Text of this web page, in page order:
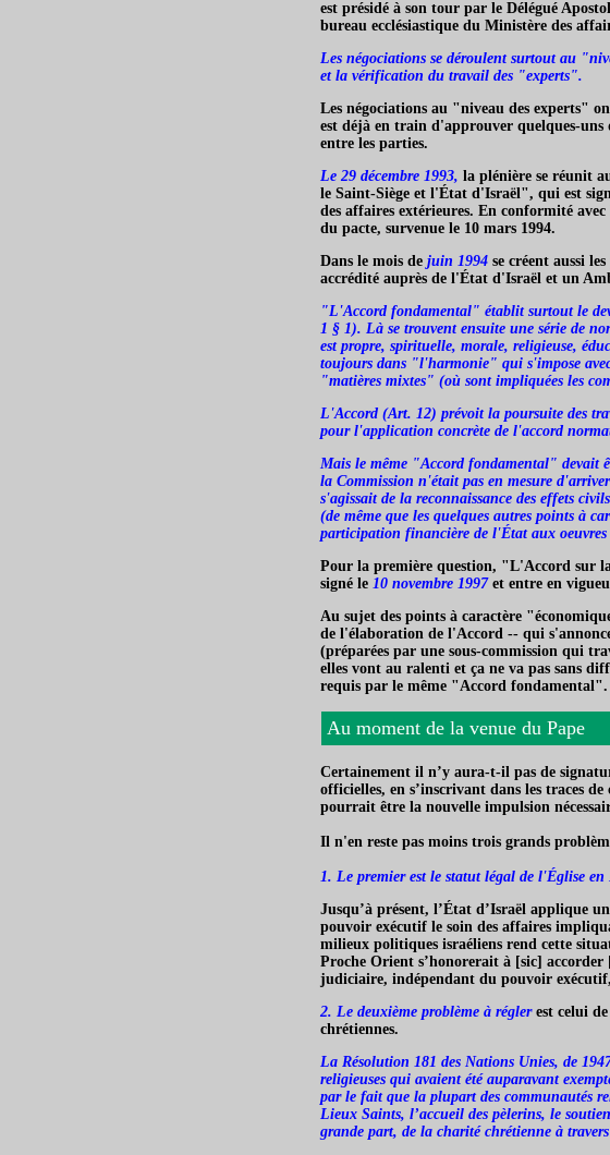
est présidé à son tour par le Délégué
bureau ecclésiastique du Ministère des
Les négociations se déroulent surtout au
et la vérification du travail des "experts".
Les négociations au "niveau des experts"
est déjà en train d'approuver quelques-
entre les parties.
Le 29 décembre 1993, la plénière se réunit
le Saint-Siège et l'État d'Israël", qui est
des affaires extérieures. En conformité
du pacte, survenue le 10 mars 1994.
Dans le mois dejuin 1994se créent aussi
accrédité auprès de l'État d'Israël et un
"L'Accord fondamental" établit surtout le
1 § 1). Là se trouvent ensuite une série de
est propre, spirituelle, morale, religieuse,
toujours dans "l'harmonie" qui s'impose
"matières mixtes" (où sont impliquées les
L'Accord (Art. 12) prévoit la poursuite des
pour l'application concrète de l'accord
Mais le même "Accord fondamental" devait
la Commission n'était pas en mesure
s'agissait de la reconnaissance des effets
(de même que les quelques autres points à
participation financière de l'État aux
Pour la première question, "L'Accord sur
signé le 10 novembre 1997et entre en
Au sujet des points à caractère
de l'élaboration de l'Accord -- qui
(préparées par une sous-commission qui
elles vont au ralenti et ça ne va pas sans
requis par le même "Accord fondamental".
Au moment de la venue du Pape
Certainement il n’y aura-t-il pas de
officielles, en s’inscrivant dans les traces
pourrait être la nouvelle impulsion
Il n'en reste pas moins trois grands
1. Le premier est le statut légal de l'Église en
Jusqu’à présent, l’État d’Israël applique
pouvoir exécutif le soin des affaires
milieux politiques israéliens rend cette
Proche Orient s’honorerait à [sic]
judiciaire, indépendant du pouvoir
2. Le deuxième problème à réglerest celui de
chrétiennes.
La Résolution 181 des Nations Unies, de
religieuses qui avaient été auparavant
par le fait que la plupart des communautés
Lieux Saints, l’accueil des pèlerins, le
grande part, de la charité chrétienne à